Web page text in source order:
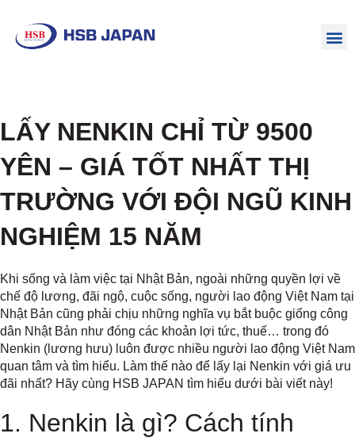
LẤY NENKIN CHỈ TỪ 9500
YÊN – GIÁ TỐT NHẤT THỊ
TRƯỜNG VỚI ĐỘI NGŨ KINH
NGHIỆM 15 NĂM
Khi sống và làm việc tại Nhật Bản, ngoài những quyền lợi về
chế độ lương, đãi ngộ, cuộc sống, người lao động Việt Nam tại
Nhật Bản cũng phải chịu những nghĩa vụ bắt buộc giống công
dân Nhật Bản như đóng các khoản lợi tức, thuế… trong đó
Nenkin (lương hưu) luôn được nhiều người lao động Việt Nam
quan tâm và tìm hiểu. Làm thế nào để lấy lại Nenkin với giá ưu
đãi nhất? Hãy cùng HSB JAPAN tìm hiểu dưới bài viết này!
1. Nenkin là gì? Cách tính